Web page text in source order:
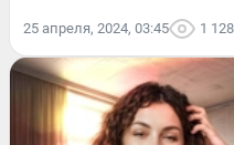
25 апреля, 2024, 03:45 1 128